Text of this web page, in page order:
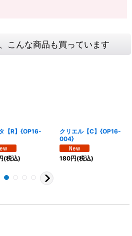
こんな商品も買っています
【R】{OP16-
(税込)
クリエル【C】{OP16-
004}
180円(税込)